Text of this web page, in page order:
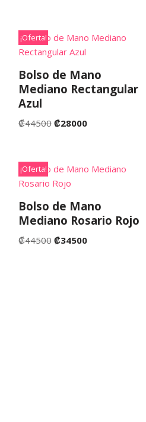
¡Oferta!
Bolso de Mano
Mediano Rectangular
Azul
₡44500 ₡28000
¡Oferta!
Bolso de Mano
Mediano Rosario Rojo
₡44500 ₡34500